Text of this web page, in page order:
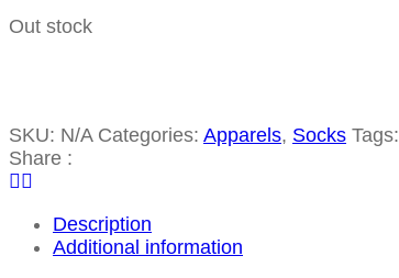
Out stock
SKU: N/A Categories: Apparels, Socks Tags:
Share :
Description
Additional information